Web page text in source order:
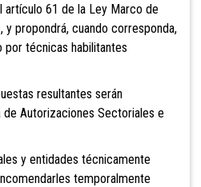
61 de la Ley Marco de
propondrá, cuando corresponda,
por técnicas habilitantes
resultantes serán
de Autorizaciones Sectoriales e
y entidades técnicamente
temporalmente